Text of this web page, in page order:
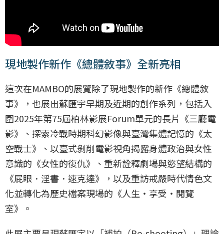
現地製作新作《總體敘事》全新亮相
這次在MAMBO的展覽除了現地製作的新作《總體敘
事》，也展出蘇匯宇早期及近期的創作系列，包括入
圍2025年第75屆柏林影展Forum單元的長片《三廳電
影》、探索冷戰時期科幻影像與臺灣集體記憶的《太
空戰士》、以臺式剝削電影視角揭露身體政治與女性
意識的《女性的復仇》、重新詮釋劇場與慾望結構的
《屁眼．淫書．速克達》，以及重訪戒嚴時代情色文
化並轉化為歷史檔案現場的《人生‧享受‧閱覽
室》。